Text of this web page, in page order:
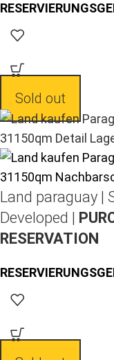
Sold out
Land paraguay |
Developed |
RESERVATION